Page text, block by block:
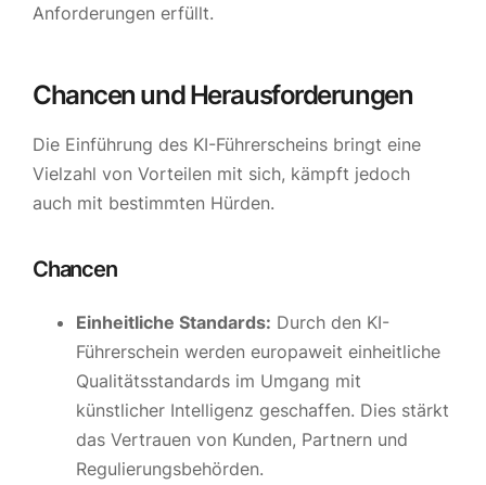
Anforderungen erfüllt.
Chancen und Herausforderungen
Die Einführung des KI-Führerscheins bringt eine
Vielzahl von Vorteilen mit sich, kämpft jedoch
auch mit bestimmten Hürden.
Chancen
Einheitliche Standards: Durch den KI-
Führerschein werden europaweit einheitliche
Qualitätsstandards im Umgang mit
künstlicher Intelligenz geschaffen. Dies stärkt
das Vertrauen von Kunden, Partnern und
Regulierungsbehörden.